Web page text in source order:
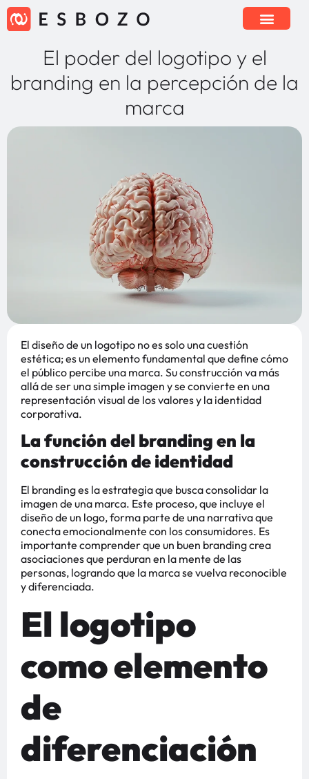
El poder del logotipo y el
branding en la percepción de la
marca
El diseño de un logotipo no es solo una cuestión
estética; es un elemento fundamental que define cómo
el público percibe una marca. Su construcción va más
allá de ser una simple imagen y se convierte en una
representación visual de los valores y la identidad
corporativa.
La función del branding en la
construcción de identidad
El branding es la estrategia que busca consolidar la
imagen de una marca. Este proceso, que incluye el
diseño de un logo, forma parte de una narrativa que
conecta emocionalmente con los consumidores. Es
importante comprender que un buen branding crea
asociaciones que perduran en la mente de las
personas, logrando que la marca se vuelva reconocible
y diferenciada.
El logotipo
como elemento
de
diferenciación